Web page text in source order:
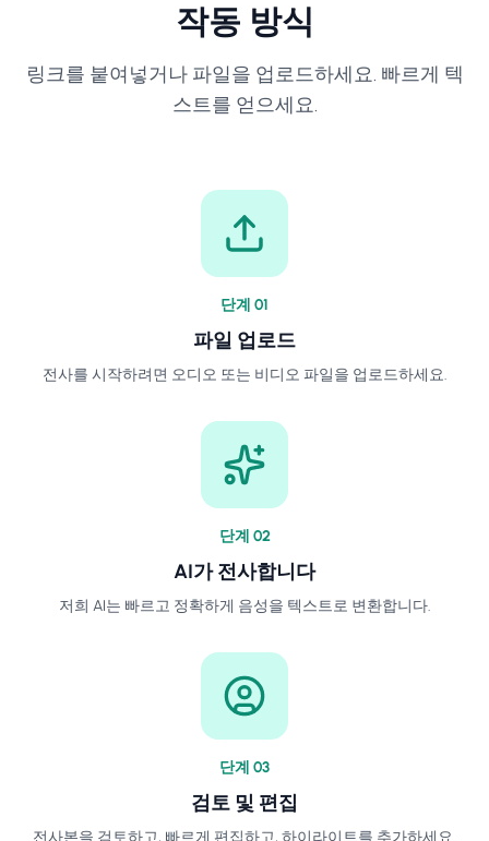
작동 방식
링크를 붙여넣거나 파일을 업로드하세요. 빠르게 텍
스트를 얻으세요.
단계 01
파일 업로드
전사를 시작하려면 오디오 또는 비디오 파일을 업로드하세요.
단계 02
AI가 전사합니다
저희 AI는 빠르고 정확하게 음성을 텍스트로 변환합니다.
단계 03
검토 및 편집